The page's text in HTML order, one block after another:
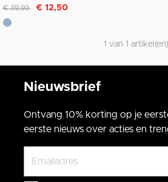
Afgeprijsd van
€ 39,99 naar
€ 12,50
1 van 1 artikel(en)
Nieuwsbrief
Ontvang 10% korting op je
eerste nieuws over acties en